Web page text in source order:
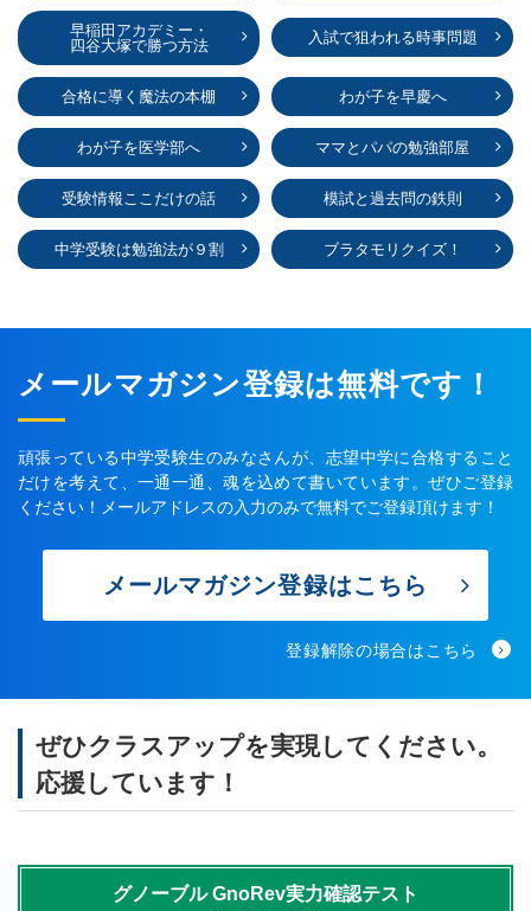
早稲田アカデミー・
四谷大塚で勝つ方法
入試で狙われる時事問題
合格に導く魔法の本棚 わが子を早慶へ
わが子を医学部へ ママとパパの勉強部屋
受験情報ここだけの話 模試と過去問の鉄則
中学受験は勉強法が９割 ブラタモリクイズ！
メールマガジン登録は無料です！
頑張っている中学受験生のみなさんが、志望中学に合格すること
だけを考えて、一通一通、魂を込めて書いています。ぜひご登録
ください！メールアドレスの入力のみで無料でご登録頂けます！
メールマガジン登録はこちら
登録解除の場合はこちら
ぜひクラスアップを実現してください。
応援しています！
グノーブルGnoRev実力確認テスト